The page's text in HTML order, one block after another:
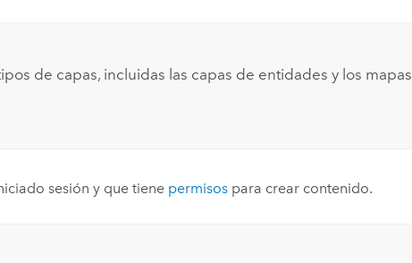
de capas, incluidas las capas de entidades y los mapas
sesión y que tiene permisos para crear contenido.